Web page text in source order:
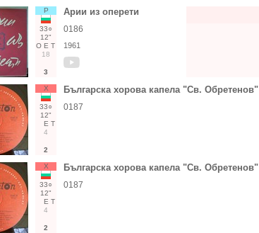
Р
33○
12"
О Е Т
18
3
Арии из оперети
0186
1961
Х
33○
12"
Е Т
4
2
Българска хорова капела "Св. Обретенов"
0187
Х
33○
12"
Е Т
4
2
Българска хорова капела "Св. Обретенов"
0187